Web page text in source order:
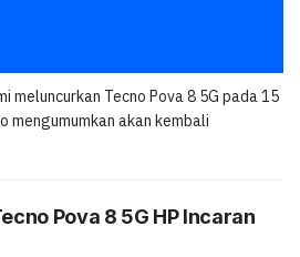
meluncurkan Tecno Pova 8 5G pada 15
mengumumkan akan kembali
Pova 8 5G HP Incaran